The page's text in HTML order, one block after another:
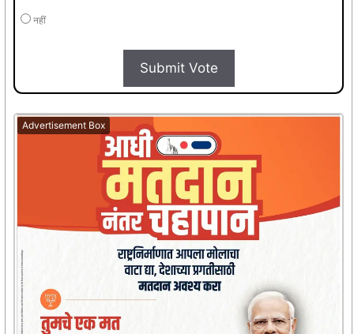
नहीं
Submit Vote
Advertisement Box